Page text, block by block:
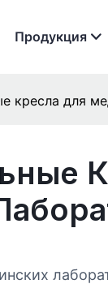
Продукция
кресла для